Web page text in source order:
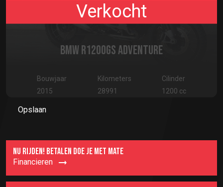
Verkocht
BMW R1200GS ADVENTURE
Bouwjaar
2015
Kilometers
28991
Cilinder
1200 cc
Opslaan
NU RIJDEN! BETALEN DOE JE MET MATE
Financieren